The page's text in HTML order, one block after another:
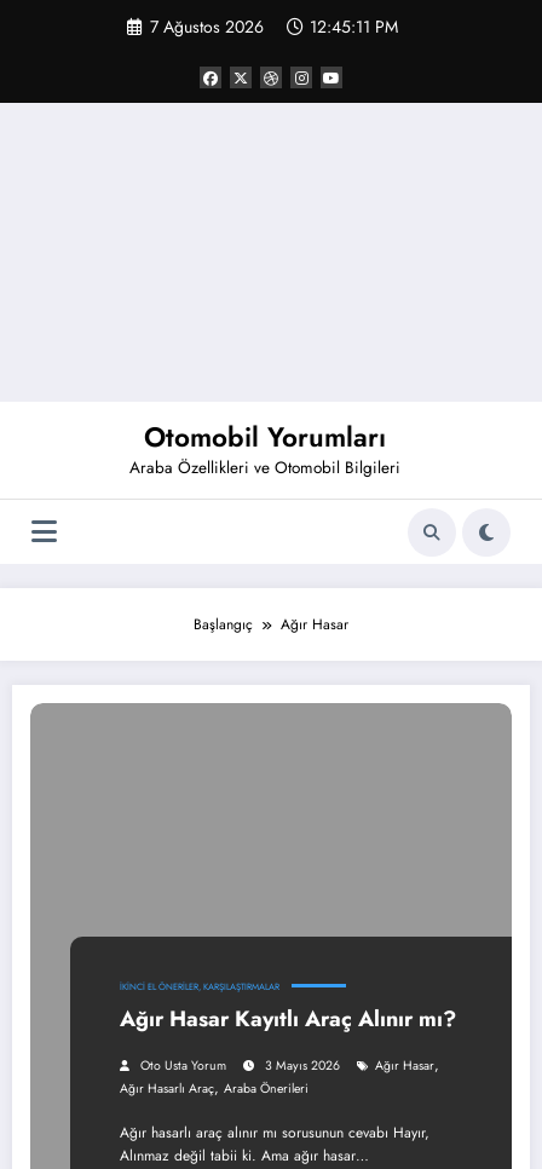
7 Ağustos 2026 12:45:11 PM
Otomobil Yorumları
Araba Özellikleri ve Otomobil Bilgileri
Başlangıç Ağır Hasar
İKINCI EL ÖNERILER, KARŞILAŞTIRMALAR
Ağır Hasar Kayıtlı Araç Alınır mı?
Oto Usta Yorum 3 Mayıs 2026 Ağır Hasar,
Ağır Hasarlı Araç, Araba Önerileri
Ağır hasarlı araç alınır mı sorusunun cevabı Hayır,
Alınmaz değil tabii ki. Ama ağır hasar…